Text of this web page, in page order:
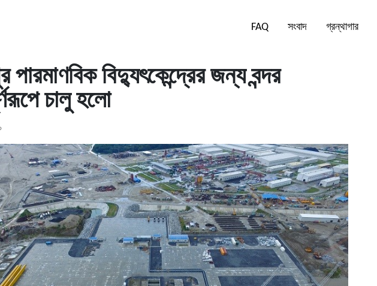
FAQ সংবাদ গ্রন্থাগার
পারমাণবিক বিদ্যুৎকেন্দ্রের জন্য বন্দর
চালু হলো